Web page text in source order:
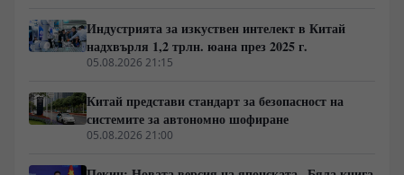
Индустрията за изкуствен интелект в Китай
надхвърля 1,2 трлн. юана през 2025 г.
05.08.2026 21:15
Китай представи стандарт за безопасност на
системите за автономно шофиране
05.08.2026 21:00